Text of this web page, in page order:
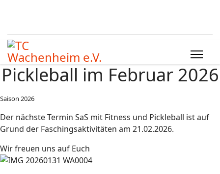
Pickleball im Februar 2026
Saison 2026
Der nächste Termin SaS mit Fitness und Pickleball ist auf
Grund der Faschingsaktivitäten am 21.02.2026.
Wir freuen uns auf Euch